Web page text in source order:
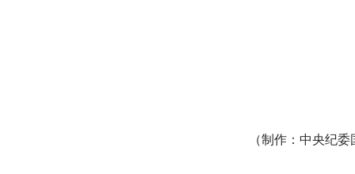
（制作：中央纪